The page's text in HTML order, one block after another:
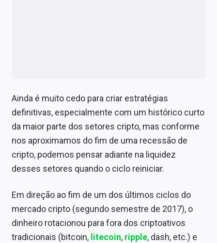
Ainda é muito cedo para criar estratégias
definitivas, especialmente com um histórico curto
da maior parte dos setores cripto, mas conforme
nos aproximamos do fim de uma recessão de
cripto, podemos pensar adiante na liquidez
desses setores quando o ciclo reiniciar.
Em direção ao fim de um dos últimos ciclos do
mercado cripto (segundo semestre de 2017), o
dinheiro rotacionou para fora dos criptoativos
tradicionais (bitcoin, litecoin, ripple, dash, etc.) e